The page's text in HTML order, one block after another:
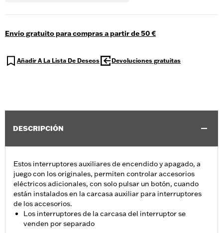
Envío gratuito para compras a partir de 50 €
Añadir A La Lista De Deseos Devoluciones gratuitas
DESCRIPCIÓN
Estos interruptores auxiliares de encendido y apagado, a
juego con los originales, permiten controlar accesorios
eléctricos adicionales, con solo pulsar un botón, cuando
están instalados en la carcasa auxiliar para interruptores
de los accesorios.
Los interruptores de la carcasa del interruptor se
venden por separado